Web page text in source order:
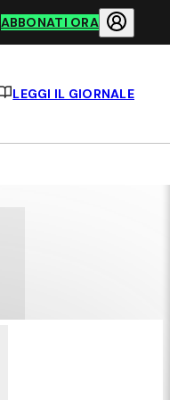
ABBONATI ORA
LEGGI IL GIORNALE